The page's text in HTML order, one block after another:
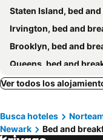
Staten Island, bed and
Irvington, bed and
Brooklyn, bed and
Queens, bed and
North Bergen, bed and
Basking Ridge, bed and
Uniondale, bed and
Ver todos los
Busca hoteles
Newark
Bed and